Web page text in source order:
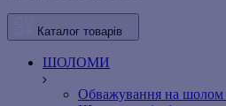
Каталог товарів
ШОЛОМИ
Обважування на шолом